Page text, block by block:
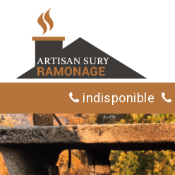
indisponible